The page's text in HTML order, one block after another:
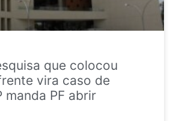
que colocou
vira caso de
manda PF abrir